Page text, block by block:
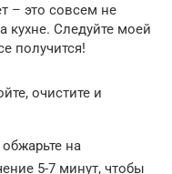
– это совсем не
Следуйте моей
получится!
очистите и
на
5-7 минут, чтобы